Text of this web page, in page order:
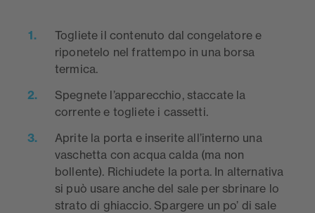
Togliete il contenuto dal congelatore e
riponetelo nel frattempo in una borsa
termica.
Spegnete l’apparecchio, staccate la
corrente e togliete i cassetti.
Aprite la porta e inserite all’interno una
vaschetta con acqua calda (ma non
bollente). Richiudete la porta. In alternativa
si può usare anche del sale per sbrinare lo
strato di ghiaccio. Spargere un po’ di sale